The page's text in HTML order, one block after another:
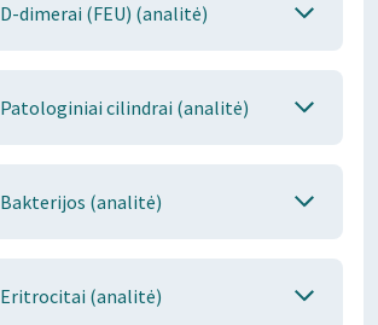
D-dimerai (FEU) (analitė)
Patologiniai cilindrai (analitė)
Bakterijos (analitė)
Eritrocitai (analitė)